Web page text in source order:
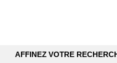
AFFINEZ VOTRE